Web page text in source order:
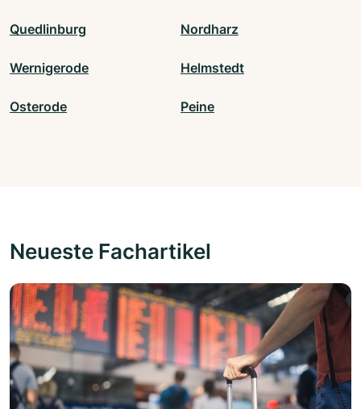
Quedlinburg Nordharz
Wernigerode Helmstedt
Osterode Peine
Neueste Fachartikel